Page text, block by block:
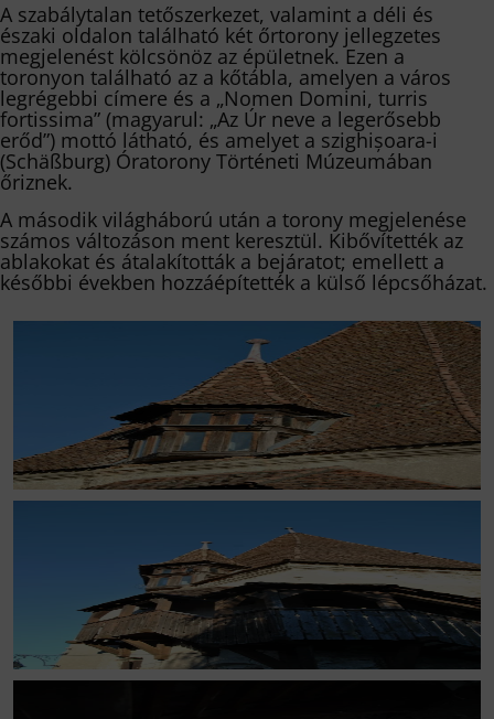
A szabálytalan tetőszerkezet, valamint a déli és
északi oldalon található két őrtorony jellegzetes
megjelenést kölcsönöz az épületnek. Ezen a
toronyon található az a kőtábla, amelyen a város
legrégebbi címere és a „Nomen Domini, turris
fortissima” (magyarul: „Az Úr neve a legerősebb
erőd”) mottó látható, és amelyet a szighișoara-i
(Schäßburg) Óratorony Történeti Múzeumában
őriznek.
A második világháború után a torony megjelenése
számos változáson ment keresztül. Kibővítették az
ablakokat és átalakították a bejáratot; emellett a
későbbi években hozzáépítették a külső lépcsőházat.